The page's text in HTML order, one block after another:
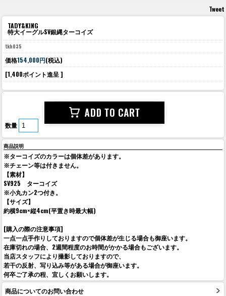
Tweet
TADY&KING
特大イーグルSV銀縄ターコイズ
tkh035
価格154,000円(税込)
[1,400ポイント進呈 ]
数量
商品説明
※ターコイズのカラーは個体差があります。
※チェーン等は付きません。
【素材】
SV925 ターコイズ
※小丸カン2つ付き。
【サイズ】
約横9cm×縦4cm(平置き時最大幅)
[購入の際の注意事項]
一点一点手作りしておりますので個体差が生じる場合も御座います。
在庫切れの場合、2週間程度のお時間がかかる場合もございます。
当店スタッフにより撮影しておりますので、
若干の反射、写り込み等がある場合が御座います。
何卒ご了承の程、宜しくお願いします。
商品についてのお問い合わせ